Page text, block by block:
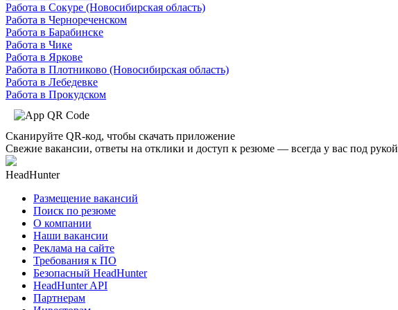
Работа в Сокуре (Новосибирская область)
Работа в Чернореченском
Работа в Барабинске
Работа в Чике
Работа в Яркове
Работа в Плотниково (Новосибирская область)
Работа в Лебедевке
Работа в Прокудском
Сканируйте QR-код, чтобы скачать приложение
Свежие вакансии, ответы на отклики и доступ к резюме — всегда у вас под рукой
HeadHunter
Размещение вакансий
Поиск по резюме
О компании
Наши вакансии
Реклама на сайте
Требования к ПО
Безопасный HeadHunter
HeadHunter API
Партнерам